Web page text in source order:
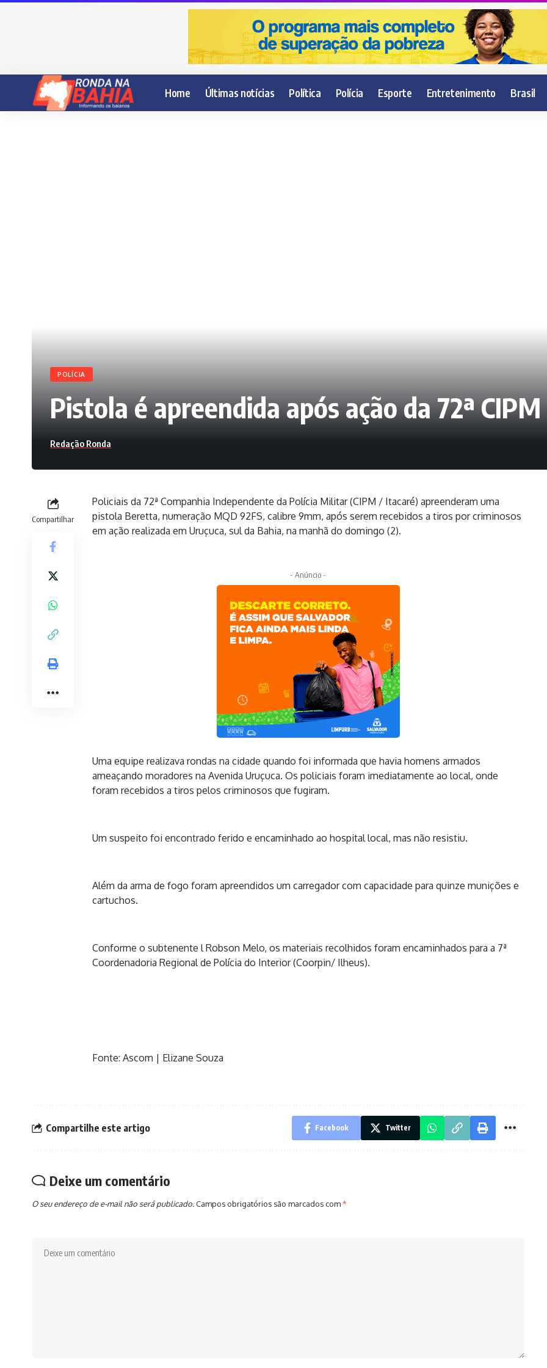
Home Últimas notícias Política Polícia Esporte Entretenimento Brasil
POLÍCIA
Pistola é apreendida após ação da 72ª
Redação Ronda
Compartilhar
Policiais da 72ª Companhia Independente da Polícia Militar (CIPM / Itacaré) apreenderam uma
pistola Beretta, numeração MQD 92FS, calibre 9mm, após serem recebidos a tiros por criminosos
em ação realizada em Uruçuca, sul da Bahia, na manhã do domingo (2).
- Anúncio -
Uma equipe realizava rondas na cidade quando foi informada que havia homens armados
ameaçando moradores na Avenida Uruçuca. Os policiais foram imediatamente ao local, onde
foram recebidos a tiros pelos criminosos que fugiram.
Um suspeito foi encontrado ferido e encaminhado ao hospital local, mas não resistiu.
Além da arma de fogo foram apreendidos um carregador com capacidade para quinze munições e
cartuchos.
Conforme o subtenente l Robson Melo, os materiais recolhidos foram encaminhados para a 7ª
Coordenadoria Regional de Polícia do Interior (Coorpin/ Ilheus).
Fonte: Ascom | Elizane Souza
Compartilhe este artigo Facebook Twitter
Deixe um comentário
O seu endereço de e-mail não será publicado. Campos obrigatórios são marcados com*